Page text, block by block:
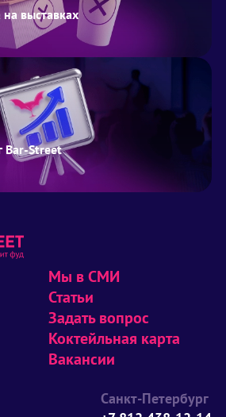
выставках
Bar-Street
Мы в СМИ
Статьи
Задать вопрос
Коктейльная карта
Вакансии
Санкт-Петербург